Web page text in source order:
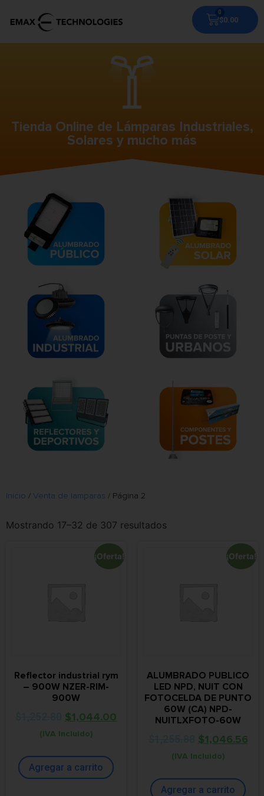
$0.00
Tienda Online de Lámparas Industriales,
Solares y mucho más
Inicio / Venta de lamparas / Página 2
Mostrando 17–32 de 307 resultados
¡Oferta!
Reflector industrial rym
– 900W NZER-RIM-
900W
$1,044.00
(IVA Incluido)
Agregar a carrito
¡Oferta!
ALUMBRADO PUBLICO
LED NPD, NUIT CON
FOTOCELDA DE PUNTO
60W (CA) NPD-
NUITLXFOTO-60W
$1,046.56
(IVA Incluido)
Agregar a carrito